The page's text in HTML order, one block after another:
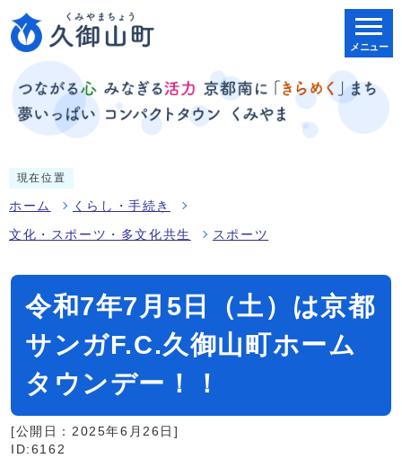
メニュー
現在位置
ホーム くらし・手続き
文化・スポーツ・多文化共生 スポーツ
令和7年7月5日（土）は京都
サンガF.C.久御山町ホーム
タウンデー！！
[公開日：2025年6月26日]
ID:6162